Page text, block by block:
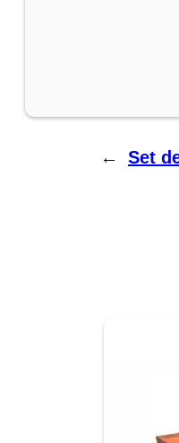
← Set